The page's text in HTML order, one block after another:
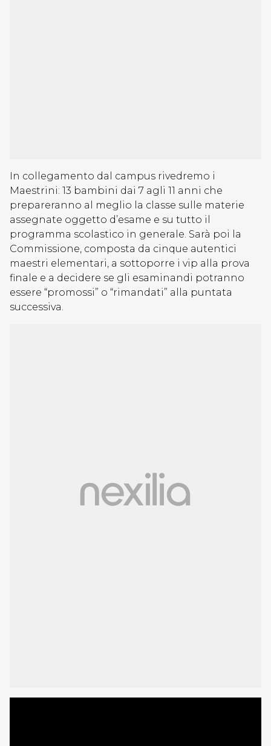
In collegamento dal campus rivedremo i
Maestrini: 13 bambini dai 7 agli 11 anni che
prepareranno al meglio la classe sulle materie
assegnate oggetto d’esame e su tutto il
programma scolastico in generale. Sarà poi la
Commissione, composta da cinque autentici
maestri elementari, a sottoporre i vip alla prova
finale e a decidere se gli esaminandi potranno
essere “promossi” o “rimandati” alla puntata
successiva.